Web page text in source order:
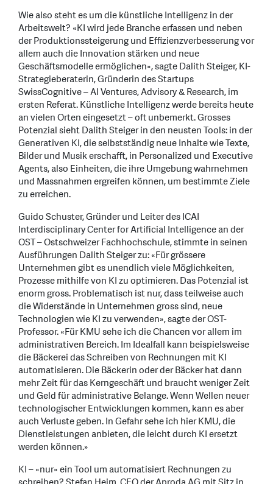
Wie also steht es um die künstliche Intelligenz in der
Arbeitswelt? «KI wird jede Branche erfassen und neben
der Produktionssteigerung und Effizienzverbesserung vor
allem auch die Innovation stärken und neue
Geschäftsmodelle ermöglichen», sagte Dalith Steiger, KI-
Strategieberaterin, Gründerin des Startups
SwissCognitive – AI Ventures, Advisory & Research, im
ersten Referat. Künstliche Intelligenz werde bereits heute
an vielen Orten eingesetzt – oft unbemerkt. Grosses
Potenzial sieht Dalith Steiger in den neusten Tools: in der
Generativen KI, die selbstständig neue Inhalte wie Texte,
Bilder und Musik erschafft, in Personalized und Executive
Agents, also Einheiten, die ihre Umgebung wahrnehmen
und Massnahmen ergreifen können, um bestimmte Ziele
zu erreichen.
Guido Schuster, Gründer und Leiter des ICAI
Interdisciplinary Center for Artificial Intelligence an der
OST – Ostschweizer Fachhochschule, stimmte in seinen
Ausführungen Dalith Steiger zu: «Für grössere
Unternehmen gibt es unendlich viele Möglichkeiten,
Prozesse mithilfe von KI zu optimieren. Das Potenzial ist
enorm gross. Problematisch ist nur, dass teilweise auch
die Widerstände in Unternehmen gross sind, neue
Technologien wie KI zu verwenden», sagte der OST-
Professor. «Für KMU sehe ich die Chancen vor allem im
administrativen Bereich. Im Idealfall kann beispielsweise
die Bäckerei das Schreiben von Rechnungen mit KI
automatisieren. Die Bäckerin oder der Bäcker hat dann
mehr Zeit für das Kerngeschäft und braucht weniger Zeit
und Geld für administrative Belange. Wenn Wellen neuer
technologischer Entwicklungen kommen, kann es aber
auch Verluste geben. In Gefahr sehe ich hier KMU, die
Dienstleistungen anbieten, die leicht durch KI ersetzt
werden können.»
KI – «nur» ein Tool um automatisiert Rechnungen zu